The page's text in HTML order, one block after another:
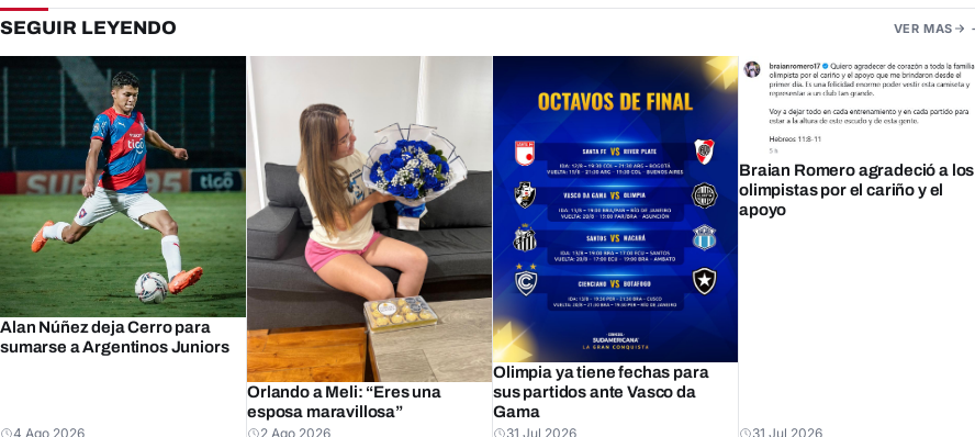
SEGUIR LEYENDO VER MAS
Alan Núñez deja Cerro para
sumarse a Argentinos Juniors
4 Ago 2026
Orlando a Meli: “Eres una
esposa maravillosa”
2 Ago 2026
Olimpia ya tiene fechas para
sus partidos ante Vasco da
Gama
31 Jul 2026
Braian Romero agradeció a los
olimpistas por el cariño y el
apoyo
31 Jul 2026